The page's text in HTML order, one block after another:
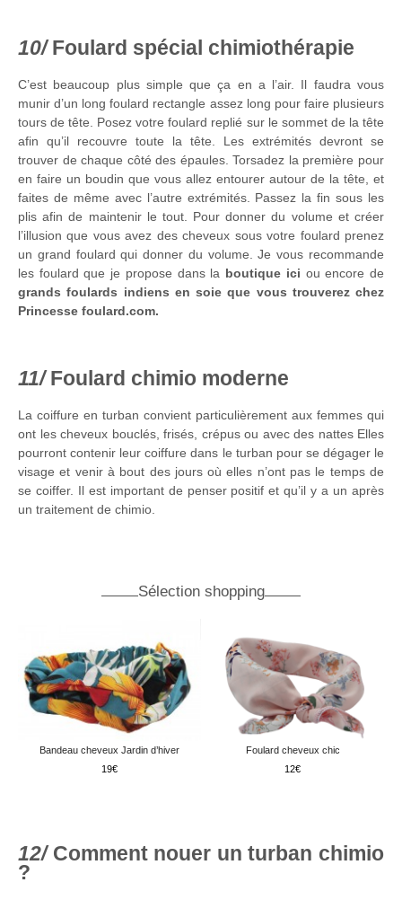
Foulard spécial chimiothérapie
C’est beaucoup plus simple que ça en a l’air. Il faudra vous
munir d’un long foulard rectangle assez long pour faire plusieurs
tours de tête. Posez votre foulard replié sur le sommet de la tête
afin qu’il recouvre toute la tête. Les extrémités devront se
trouver de chaque côté des épaules. Torsadez la première pour
en faire un boudin que vous allez entourer autour de la tête, et
faites de même avec l’autre extrémités. Passez la fin sous les
plis afin de maintenir le tout. Pour donner du volume et créer
l’illusion que vous avez des cheveux sous votre foulard prenez
un grand foulard qui donner du volume. Je vous recommande
les foulard que je propose dans la boutique ici ou encore de
grands foulards indiens en soie que vous trouverez chez
Princesse foulard.com.
Foulard chimio moderne
La coiffure en turban convient particulièrement aux femmes qui
ont les cheveux bouclés, frisés, crépus ou avec des nattes Elles
pourront contenir leur coiffure dans le turban pour se dégager le
visage et venir à bout des jours où elles n’ont pas le temps de
se coiffer. Il est important de penser positif et qu’il y a un après
un traitement de chimio.
Sélection shopping
Bandeau cheveux Jardin d’hiver
19
Foulard cheveux chic
12
Comment nouer un turban chimio
?